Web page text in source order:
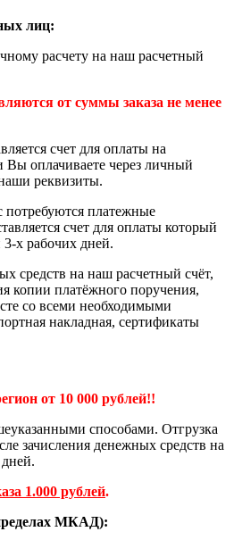
лиц:
расчету на наш расчетный
от суммы заказа не менее
счет для оплаты на
оплачиваете через личный
реквизиты.
потребуются платежные
счет для оплаты который
3-х рабочих дней.
средств на наш расчетный счёт,
копии платёжного поручения,
со всеми необходимыми
накладная, сертификаты
от 10 000 рублей!!
способами. Отгрузка
зачисления денежных средств на
1.000 рублей.
МКАД):